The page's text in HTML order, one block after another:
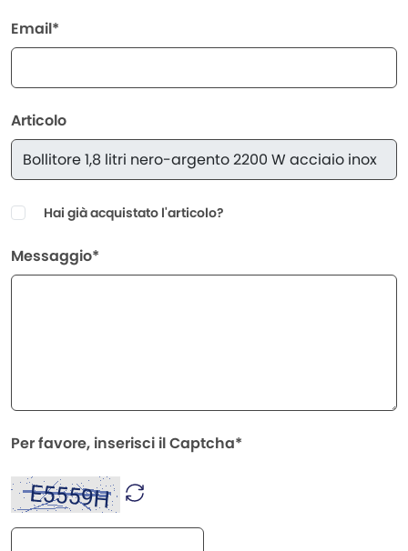
Email*
Articolo
Hai già acquistato l'articolo?
Messaggio*
Per favore, inserisci il Captcha*